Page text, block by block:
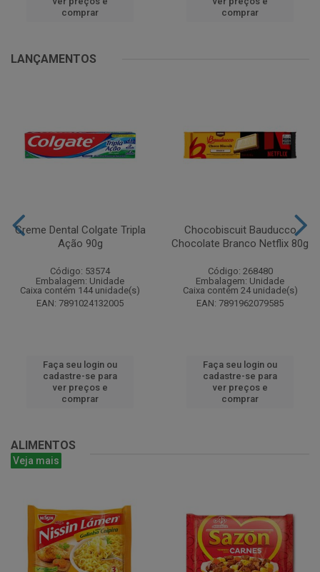
comprar
comprar
LANÇAMENTOS
Creme Dental Colgate Tripla
Ação 90g
Código: 53574
Embalagem: Unidade
Caixa contém 144 unidade(s)
EAN: 7891024132005
Faça seu login ou
cadastre-se para
ver preços e
comprar
Chocobiscuit Bauducco
Chocolate Branco Netflix 80g
Código: 268480
Embalagem: Unidade
Caixa contém 24 unidade(s)
EAN: 7891962079585
Faça seu login ou
cadastre-se para
ver preços e
comprar
ALIMENTOS
Veja mais